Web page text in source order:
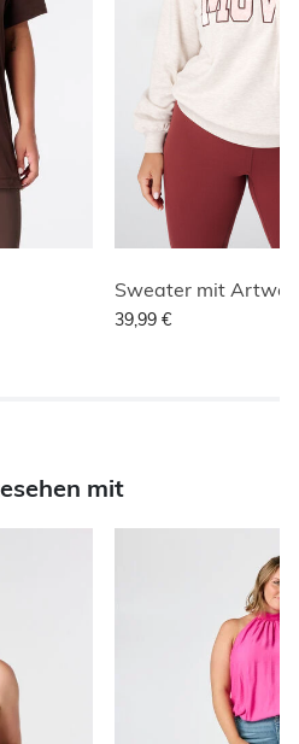
Sweater mit
39,99 €
mit